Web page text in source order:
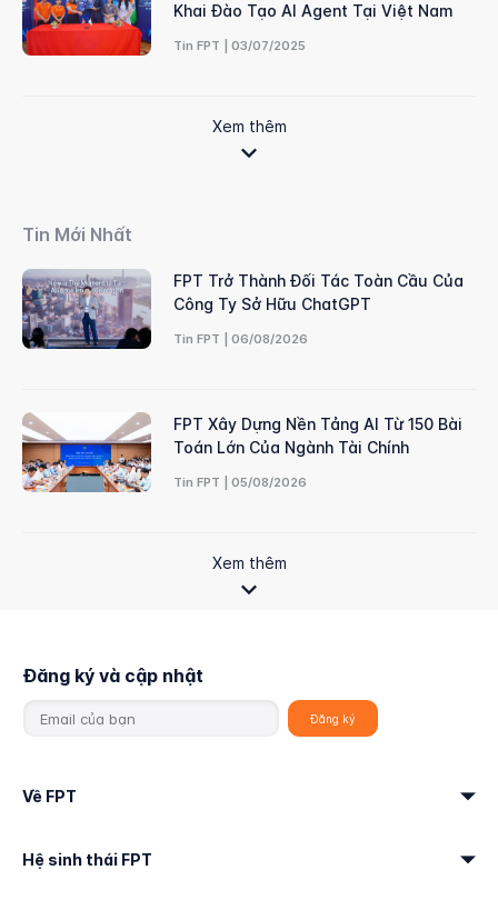
Khai Đào Tạo AI Agent Tại Việt Nam
Tin FPT | 03/07/2025
Xem thêm
Tin Mới Nhất
FPT Trở Thành Đối Tác Toàn Cầu Của
Công Ty Sở Hữu ChatGPT
Tin FPT | 06/08/2026
FPT Xây Dựng Nền Tảng AI Từ 150 Bài
Toán Lớn Của Ngành Tài Chính
Tin FPT | 05/08/2026
Xem thêm
Đăng ký và cập nhật
Về FPT
Hệ sinh thái FPT